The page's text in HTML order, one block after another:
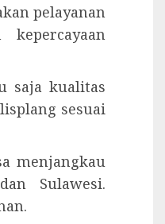
pelayanan
saja kualitas
sesuai
menjangkau
Sulawesi.